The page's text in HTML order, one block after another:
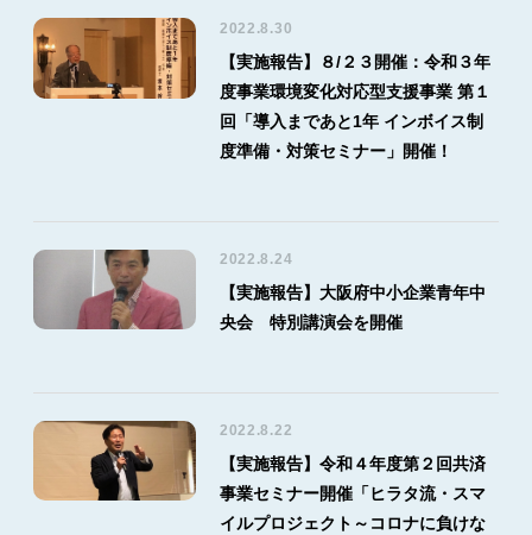
2022.8.30
【実施報告】８/２３開催：令和３年
度事業環境変化対応型支援事業 第１
回「導入まであと1年 インボイス制
度準備・対策セミナー」開催！
2022.8.24
【実施報告】大阪府中小企業青年中
央会 特別講演会を開催
2022.8.22
【実施報告】令和４年度第２回共済
事業セミナー開催「ヒラタ流・スマ
イルプロジェクト～コロナに負けな